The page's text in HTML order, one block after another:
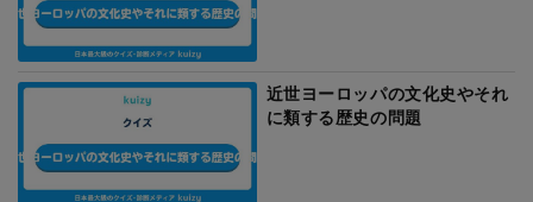
近世ヨーロッパの文化史やそれ
に類する歴史の問題